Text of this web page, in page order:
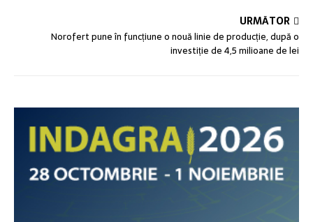
URMĂTOR
Norofert pune în funcțiune o nouă linie de producție, după o
investiție de 4,5 milioane de lei